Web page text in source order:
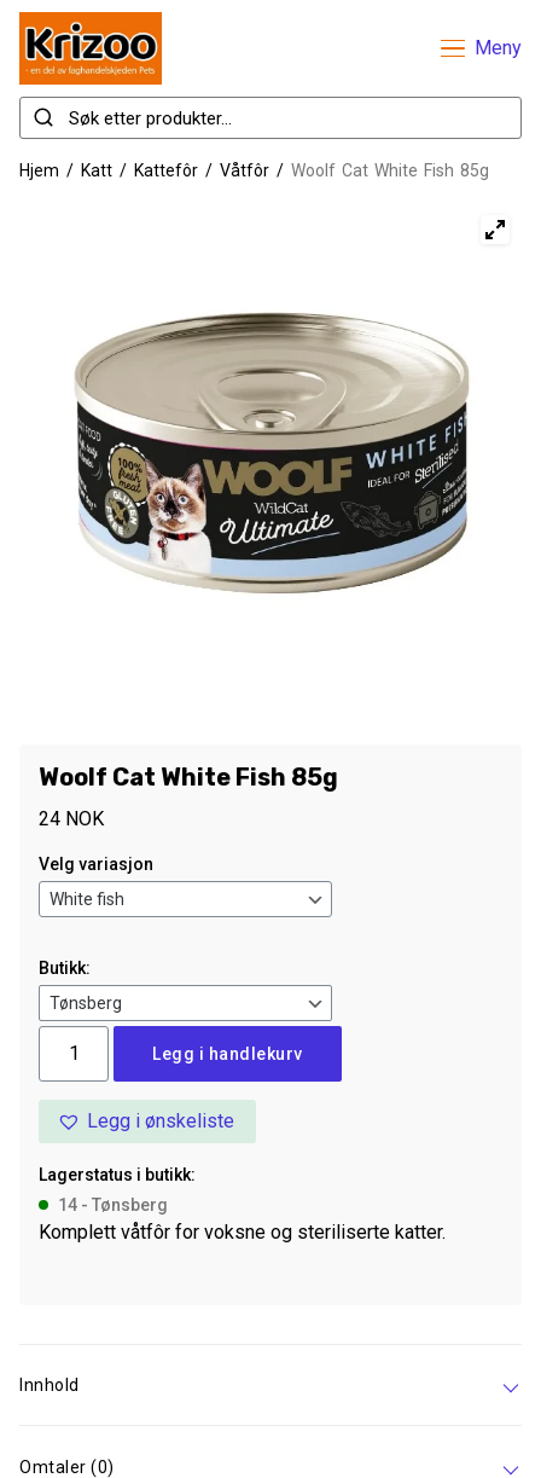
Meny
Hjem / Katt / Kattefôr / Våtfôr / Woolf Cat White Fish 85g
Woolf Cat White Fish 85g
24 NOK
Velg variasjon
Butikk:
White
Fish
antall
Legg i handlekurv
Legg i ønskeliste
Lagerstatus i butikk:
14 - Tønsberg
Komplett våtfôr for voksne og steriliserte katter.
Innhold
Omtaler (0)